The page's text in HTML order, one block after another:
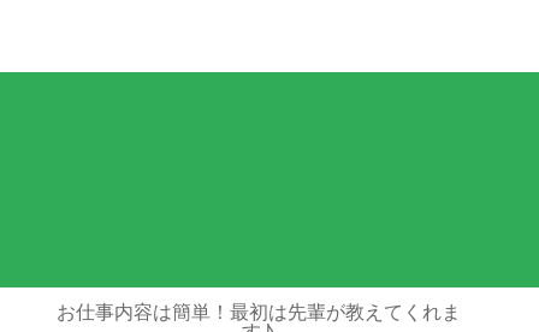
えてくれま 制服が新しくなりました☆